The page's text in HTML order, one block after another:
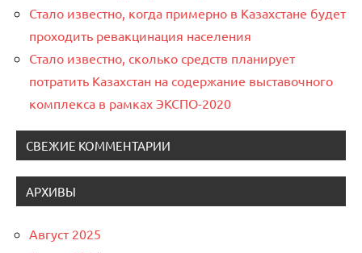
Стало известно, когда примерно в Казахстане будет
проходить ревакцинация населения
Стало известно, сколько средств планирует
потратить Казахстан на содержание выставочного
комплекса в рамках ЭКСПО-2020
СВЕЖИЕ КОММЕНТАРИИ
АРХИВЫ
Август 2025